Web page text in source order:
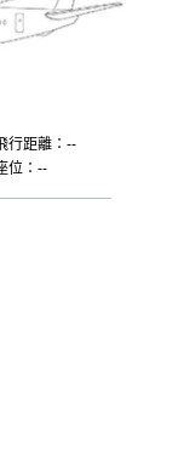
行距離：--
位：--